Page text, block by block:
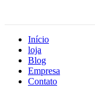
Início
loja
Blog
Empresa
Contato